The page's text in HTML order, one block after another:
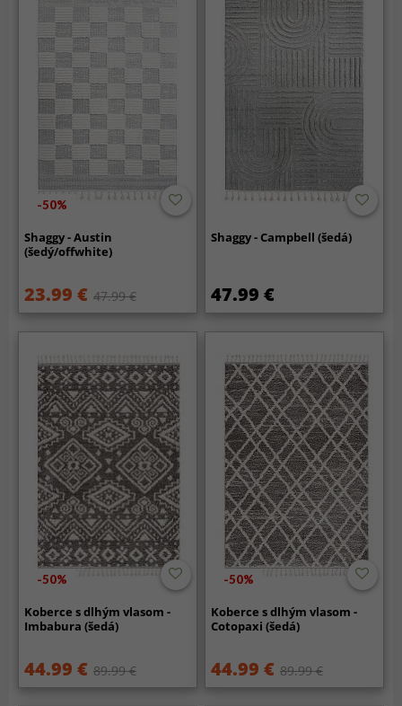
-50%
Shaggy - Austin
(šedý/offwhite)
23.99 € 47.99 €
Shaggy - Campbell (šedá)
47.99 €
-50%
Koberce s dlhým vlasom -
Imbabura (šedá)
44.99 € 89.99 €
-50%
Koberce s dlhým vlasom -
Cotopaxi (šedá)
44.99 € 89.99 €